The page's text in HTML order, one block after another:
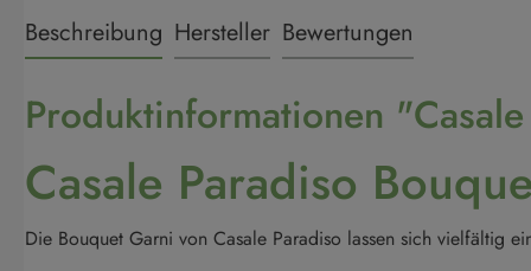
Beschreibung Hersteller Bewertungen
Produktinformationen
Casale Paradiso
Die Bouquet Garni von Casale Paradiso lassen sich vielfältig